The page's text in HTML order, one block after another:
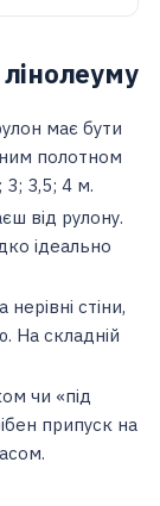
має бути
полотном
3; 3,5; 4 м.
від рулону.
ідеально
стіни,
На складній
чи «під
припуск на